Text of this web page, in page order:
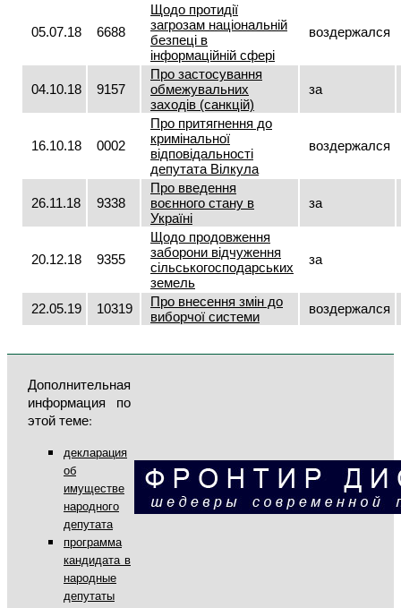
05.07.18 6688
Щодо протидії
загрозам національній
безпеці в
інформаційній сфері
воздержался
04.10.18 9157
Про застосування
обмежувальних
заходів (санкцій)
за
16.10.18 0002
Про притягнення до
кримінальної
відповідальності
депутата Вілкула
воздержался
26.11.18 9338
Про введення
воєнного стану в
Україні
за
20.12.18 9355
Щодо продовження
заборони відчуження
сільськогосподарських
земель
за
22.05.19 10319
Про внесення змін до
виборчої системи
воздержался
Дополнительная
информация по
этой теме:
декларация
об
имуществе
народного
депутата
программа
кандидата в
народные
депутаты